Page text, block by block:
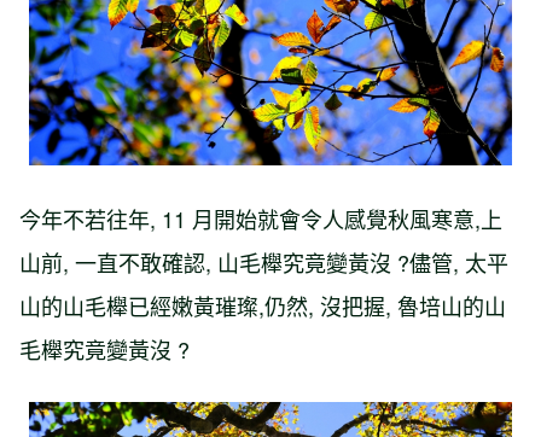
今年不若往年, 11 月開始就會令人感覺秋風寒意,上
山前, 一直不敢確認, 山毛櫸究竟變黃沒 ?儘管, 太平
山的山毛櫸已經嫩黃璀璨,仍然, 沒把握, 魯培山的山
毛櫸究竟變黃沒 ?